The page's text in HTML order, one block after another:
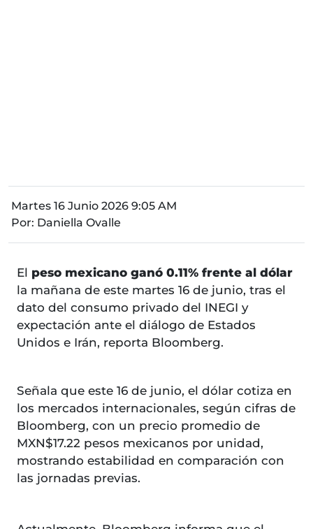
Martes 16 Junio 2026 9:05 AM
Por: Daniella Ovalle
El peso mexicano ganó 0.11% frente al dólar
la mañana de este martes 16 de junio, tras el
dato del consumo privado del INEGI y
expectación ante el diálogo de Estados
Unidos e Irán, reporta Bloomberg.
Señala que este 16 de junio, el dólar cotiza en
los mercados internacionales, según cifras de
Bloomberg, con un precio promedio de
MXN$17.22 pesos mexicanos por unidad,
mostrando estabilidad en comparación con
las jornadas previas.